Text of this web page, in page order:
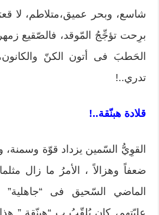
شاسع، وبحر عميق،متلاطم، لا قعرَ
برِحت تؤجِّجُ المّوقد، فالصّقيع
الحَطبَ فى أتون الكنّ
تدري..!
قلادة هبنّقة..!
القوِيُّ السّمين يزداد قوّة وسمنة،
ضعفاً وهزالاً ، الأمرُ ما زال
الماضي السّحيق فى